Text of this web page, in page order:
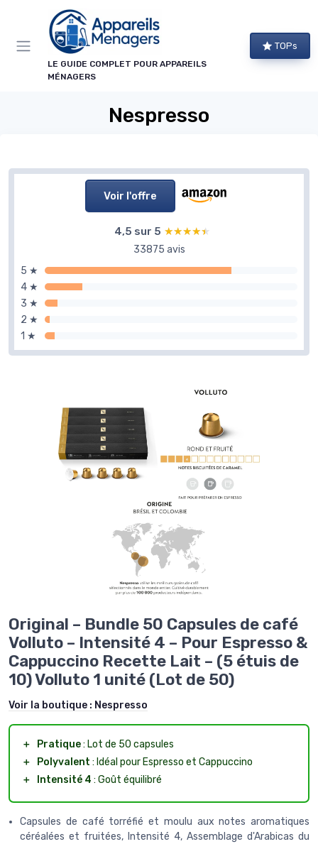
LE GUIDE COMPLET POUR APPAREILS
MÉNAGERS
TOPs
Nespresso
Voir l'offre
4,5 sur 5 ★★★★★
★★★★★
33875 avis
5 ★
4 ★
3 ★
2 ★
1 ★
Original – Bundle 50 Capsules de café
Volluto – Intensité 4 – Pour Espresso &
Cappuccino Recette Lait – (5 étuis de
10) Volluto 1 unité (Lot de 50)
Voir la boutique : Nespresso
＋ Pratique: Lot de 50 capsules
＋
Polyvalent : Idéal pour Espresso et Cappuccino
＋
Intensité 4 : Goût équilibré
Capsules de café torréfié et moulu aux notes aromatiques
céréalées et fruitées, Intensité 4, Assemblage d'Arabicas du
Panneau de gestion des cookies